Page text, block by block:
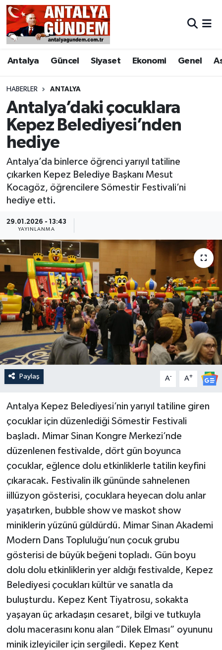
Antalya Güncel Siyaset Ekonomi Genel
HABERLER ANTALYA
Antalya’daki çocuklara
Kepez Belediyesi’nden
hediye
Antalya’da binlerce öğrenci yarıyıl tatiline
çıkarken Kepez Belediye Başkanı Mesut
Kocagöz, öğrencilere Sömestir Festivali’ni
hediye etti.
29.01.2026 - 13:43
YAYINLANMA
Paylaş A- A+
Antalya Kepez Belediyesi’nin yarıyıl tatiline giren
çocuklar için düzenlediği Sömestir Festivali
başladı. Mimar Sinan Kongre Merkezi’nde
düzenlenen festivalde, dört gün boyunca
çocuklar, eğlence dolu etkinliklerle tatilin keyfini
çıkaracak. Festivalin ilk gününde sahnelenen
iillüzyon gösterisi, çocuklara heyecan dolu anlar
yaşatırken, bubble show ve maskot show
miniklerin yüzünü güldürdü. Mimar Sinan Akademi
Modern Dans Topluluğu’nun çocuk grubu
gösterisi de büyük beğeni topladı. Gün boyu
dolu dolu etkinliklerin yer aldığı festivalde, Kepez
Belediyesi çocukları kültür ve sanatla da
buluşturdu. Kepez Kent Tiyatrosu, sokakta
yaşayan üç arkadaşın cesaret, bilgi ve tutkuyla
dolu macerasını konu alan “Dilek Elması” oyununu
minik izleyiciler için sergiledi. Kepez Kent
Antalya
Asayiş
Bilim & Teknoloji
Bölge
EĞİTİM
Ekonomi
Genel
Güncel
Kültür & Sanat
Magazin
Resmi İlan
Sağlık & Yaşam
Siyaset
Antalya Nöbetçi Eczaneler
Antalya Hava Durumu
Antalya Namaz Vakitleri
Antalya Trafik Yoğunluk Haritası
Süper Lig Puan Durumu ve Fikstür
Tüm Manşetler
Son Dakika Haberleri